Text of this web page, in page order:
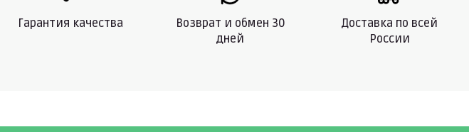
Гарантия качества
Возврат и обмен 30
дней
Доставка по всей
России